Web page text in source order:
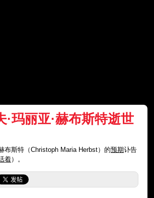
·玛丽亚·赫布斯特逝世
布斯特（Christoph Maria Herbst）的预期讣告
着）。